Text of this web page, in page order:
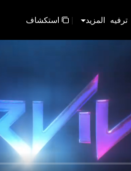
ترفيه المزيد | استكشاف